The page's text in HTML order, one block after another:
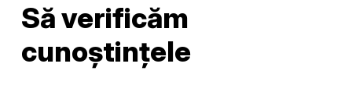
Să verificăm
cunoștințele